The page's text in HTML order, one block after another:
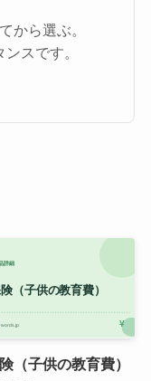
から選ぶ。
スです。
（子供の教育費）